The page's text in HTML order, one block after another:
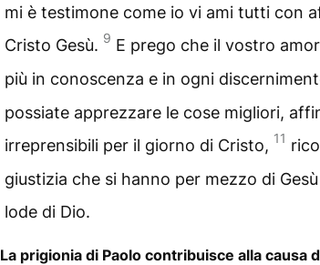
mi è testimone come io vi ami tutti con
Cristo Gesù. 9 E prego che il vostro
più in conoscenza e in ogni
possiate apprezzare le cose migliori,
irreprensibili per il giorno di Cristo, 11
giustizia che si hanno per mezzo di
lode di Dio.
La prigionia di Paolo contribuisce alla causa